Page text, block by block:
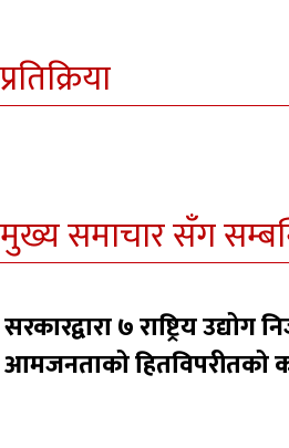
प्रतिक्रिया
मुख्य समाचार सँग
सरकारद्वारा ७ राष्ट्रिय
आमजनताको हितविपरीतको